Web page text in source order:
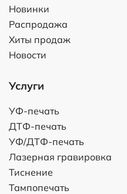
Новинки
Распродажа
Хиты продаж
Новости
Услуги
УФ-печать
ДТФ-печать
УФ/ДТФ-печать
Лазерная гравировка
Тиснение
Тампопечать